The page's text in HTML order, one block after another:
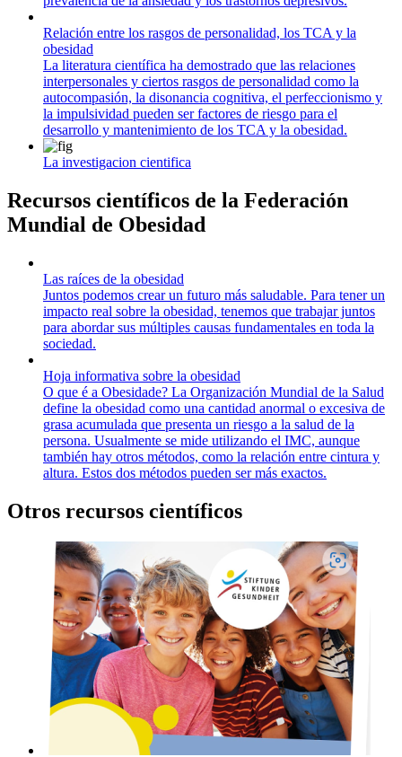
Relación entre los rasgos de personalidad, los TCA y la
obesidad
La literatura científica ha demostrado que las relaciones
interpersonales y ciertos rasgos de personalidad como la
autocompasión, la disonancia cognitiva, el perfeccionismo y
la impulsividad pueden ser factores de riesgo para el
desarrollo y mantenimiento de los TCA y la obesidad.
La investigacion cientifica
Recursos científicos de la Federación
Mundial de Obesidad
Las raíces de la obesidad
Juntos podemos crear un futuro más saludable. Para tener un
impacto real sobre la obesidad, tenemos que trabajar juntos
para abordar sus múltiples causas fundamentales en toda la
sociedad.
Hoja informativa sobre la obesidad
O que é a Obesidade? La Organización Mundial de la Salud
define la obesidad como una cantidad anormal o excesiva de
grasa acumulada que presenta un riesgo a la salud de la
persona. Usualmente se mide utilizando el IMC, aunque
también hay otros métodos, como la relación entre cintura y
altura. Estos dos métodos pueden ser más exactos.
Otros recursos científicos